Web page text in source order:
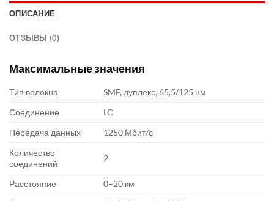
ОПИСАНИЕ
ОТЗЫВЫ (0)
Максимальные значения
Тип волокна
SMF, дуплекс, 65,5/125 нм
Соединение
LC
Передача данных
1250 Мбит/с
Количество
соединений
2
Расстояние
0–20 км